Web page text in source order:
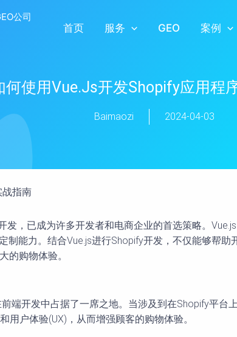
首页 服务 GEO 案例
何使用Vue.js开发Shopify应用程
Baimaozi 2024-04-03
战指南
，已成为许多开发者和电商企业的首选策略。
能力。结合Vue.js进行Shopify开发，不仅能够帮
的购物体验。
端开发中占据了一席之地。当涉及到在Shopify平
用户体验(UX)，从而增强顾客的购物体验。